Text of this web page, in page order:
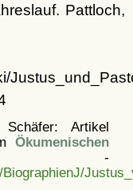
Pattloch,
Artikel
Ökumenischen